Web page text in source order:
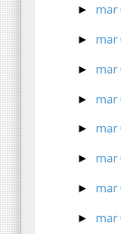
► mar
► mar
► mar
► mar
► mar
► mar
► mar
► mar